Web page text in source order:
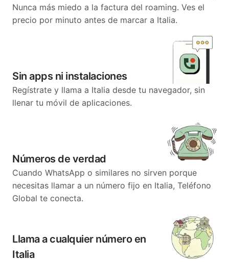
Nunca más miedo a la factura del roaming. Ves el
precio por minuto antes de marcar a Italia.
Sin apps ni instalaciones
Regístrate y llama a Italia desde tu navegador, sin
llenar tu móvil de aplicaciones.
Números de verdad
Cuando WhatsApp o similares no sirven porque
necesitas llamar a un número fijo en Italia, Teléfono
Global te conecta.
Llama a cualquier número en
Italia